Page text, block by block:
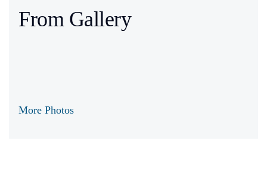
From Gallery
More Photos